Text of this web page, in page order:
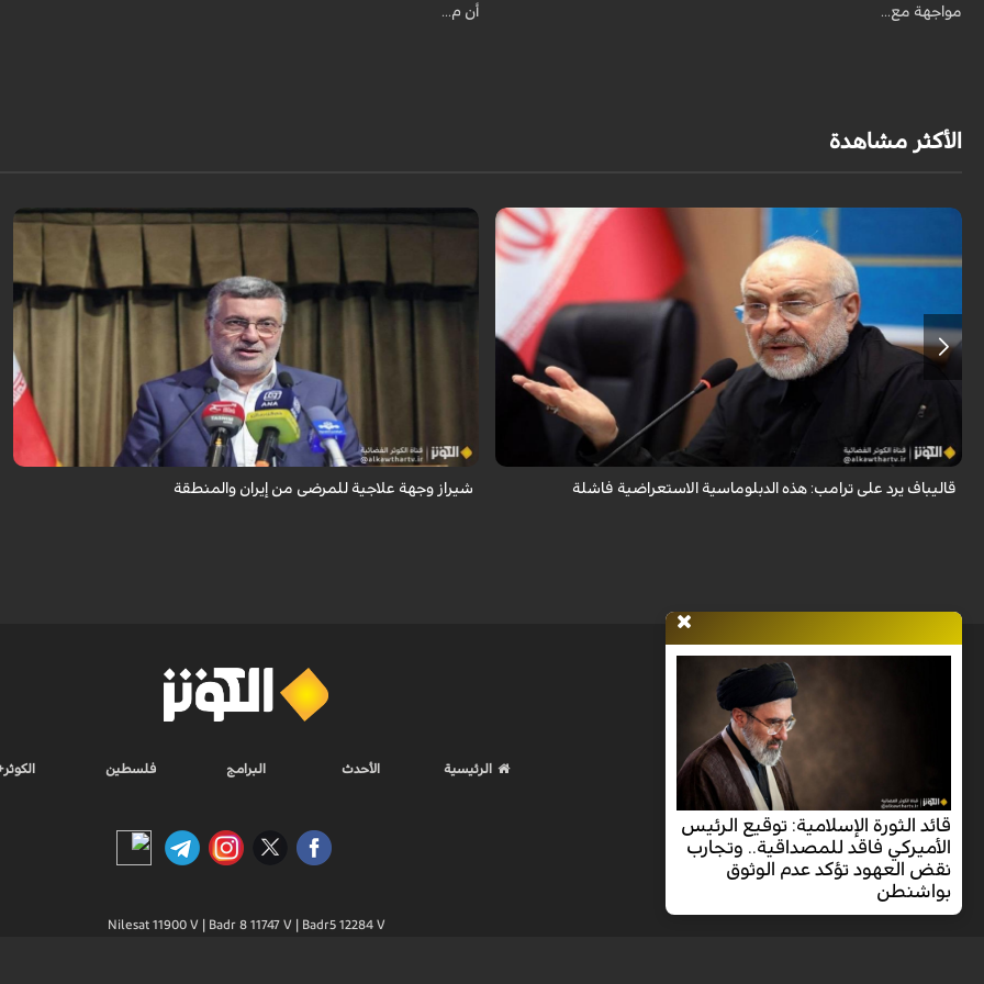
مواجهة مع...
أن م...
الأكثر مشاهدة
أكد رئيس مجلس الشورى الإسلامي الإيراني أن التصريحات الاستعراضية
والتهديدات المتكررة لم تعد تُجدي نفعاً، واصفاً إياها بالدبلوماسية الفاشلة.
قاليباف يرد على ترامب: هذه الدبلوماسية الاستعراضية فاشلة
تُعدّ المراكز العلاجية في شيراز، بدعم من كفاءاتها المتخصّصة وتقنياتها الحديثة،
وجهةً للمرضى من داخل إيران وخارجها.
شيراز وجهة علاجية للمرضى من إيران والمنطقة
قائد الثورة الإسلامية: توقيع الرئيس
الأميركي فاقد للمصداقية.. وتجارب
نقض العهود تؤكد عدم الوثوق
بواشنطن
الرئيسية الأحدث البرامج فلسطين
Nilesat 11900 V | Badr 8 11747 V | Badr5 12284 V